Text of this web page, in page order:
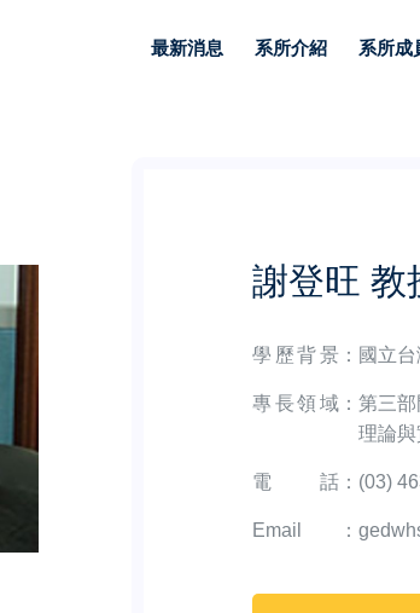
最新消息 系所介紹 系所成
謝登旺 教
學歷背景 ： 國立
專長領域 ： 第三
理論
電話 ： (03)
Email ：